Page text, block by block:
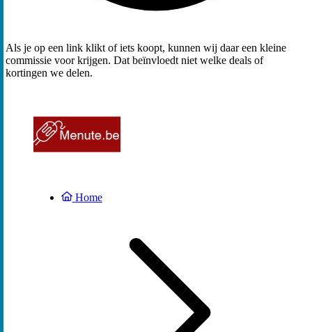
Als je op een link klikt of iets koopt, kunnen wij daar een kleine
commissie voor krijgen. Dat beïnvloedt niet welke deals of
kortingen we delen.
Home